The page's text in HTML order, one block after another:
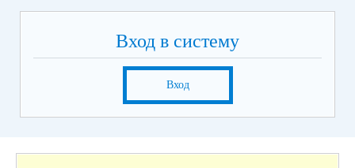
Вход в систему
Вход